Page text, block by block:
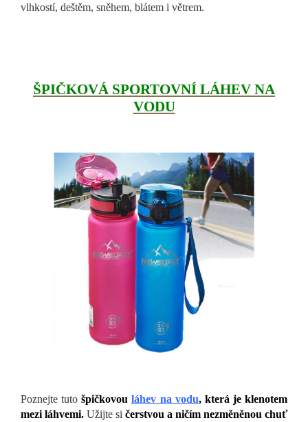
vlhkostí, deštěm, sněhem, blátem i větrem.
ŠPIČKOVÁ SPORTOVNÍ LÁHEV NA
VODU
Poznejte tutošpičkovou láhev na vodu, která je klenotem
mezi láhvemi. Užijte si čerstvou a ničím nezměněnou chuť